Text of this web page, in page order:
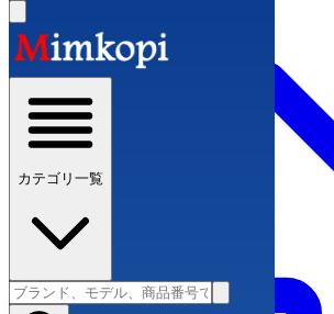
カテゴリ一覧